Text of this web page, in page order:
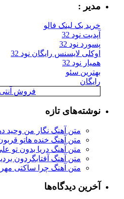
مدیر :
خرید بک لینک فالو
آپدیت نود 32
پسورد نود 32
اوکلی لایسنس رایگان نود 32
همیار نود 32
بهترین سئو
رایگان
فروش
نوشته‌های تازه
متن آهنگ نگار من وحید
متن آهنگ خنده هاتو
متن آهنگ دریا بدون تو
متن آهنگ آفتابگردون بردیا
متن آهنگ چرا ساکتی
آخرین دیدگاه‌ها